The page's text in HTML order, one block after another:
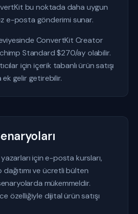
bu noktada daha uygun
e-posta gönderimi sunar.
ConvertKit Creator
Standard $270/ay olabilir.
için içerik tabanlı ürün satışı
gelir getirebilir.
için e-posta kursları,
ve ücretli bülten
mükemmeldir.
özelliğiyle dijital ürün satışı